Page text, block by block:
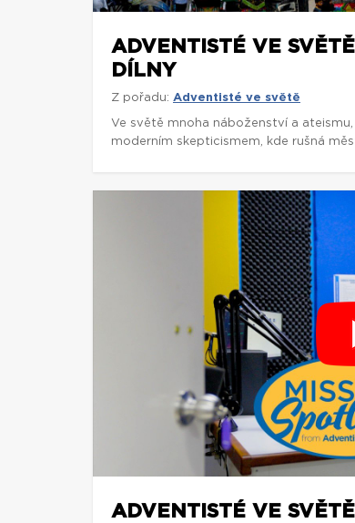
ADVENTISTÉ VE
DÍLNY
Z pořadu: Adventisté ve světě
Ve světě mnoha náboženství a
moderním skepticismem, kde rušná
ADVENTISTÉ VE